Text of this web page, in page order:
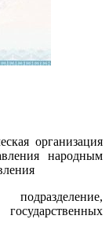
организация
народным